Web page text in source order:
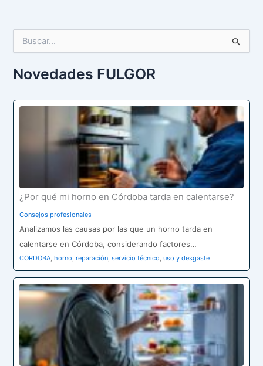
c
a
p
Novedades FULGOR
¿Por qué mi horno en Córdoba tarda en calentarse?
Consejos profesionales
Analizamos las causas por las que un horno tarda en
calentarse en Córdoba, considerando factores…
CORDOBA,horno,reparación,servicio técnico,uso y desgaste